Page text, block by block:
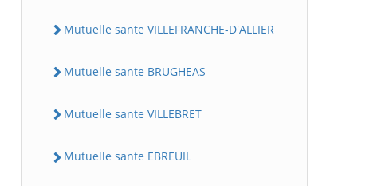
Mutuelle sante VILLEFRANCHE-D'ALLIER
Mutuelle sante BRUGHEAS
Mutuelle sante VILLEBRET
Mutuelle sante EBREUIL